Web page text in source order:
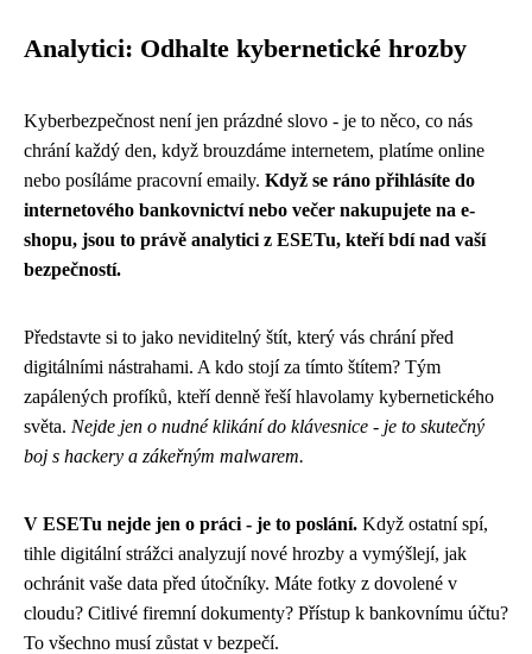
Analytici: Odhalte kybernetické hrozby
Kyberbezpečnost není jen prázdné slovo - je to něco, co nás
chrání každý den, když brouzdáme internetem, platíme online
nebo posíláme pracovní emaily. Když se ráno přihlásíte do
internetového bankovnictví nebo večer nakupujete na e-
shopu, jsou to právě analytici z ESETu, kteří bdí nad vaší
bezpečností.
Představte si to jako neviditelný štít, který vás chrání před
digitálními nástrahami. A kdo stojí za tímto štítem? Tým
zapálených profíků, kteří denně řeší hlavolamy kybernetického
světa. Nejde jen o nudné klikání do klávesnice - je to skutečný
boj s hackery a zákeřným malwarem.
V ESETu nejde jen o práci - je to poslání. Když ostatní spí,
tihle digitální strážci analyzují nové hrozby a vymýšlejí, jak
ochránit vaše data před útočníky. Máte fotky z dovolené v
cloudu? Citlivé firemní dokumenty? Přístup k bankovnímu účtu?
To všechno musí zůstat v bezpečí.